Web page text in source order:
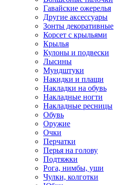
Гавайские ожерелья
Другие аксессуары
Зонты декоративные
Корсет с крыльями
Крылья
Кулоны и подвески
Лысины
Мундштуки
Накидки и плащи
Накладки на обувь
Накладные ногти
Накладные ресницы
Обувь
Оружие
Очки
Перчатки
Перья на голову
Подтяжки
Рога, нимбы, уши
Чулки, колготки